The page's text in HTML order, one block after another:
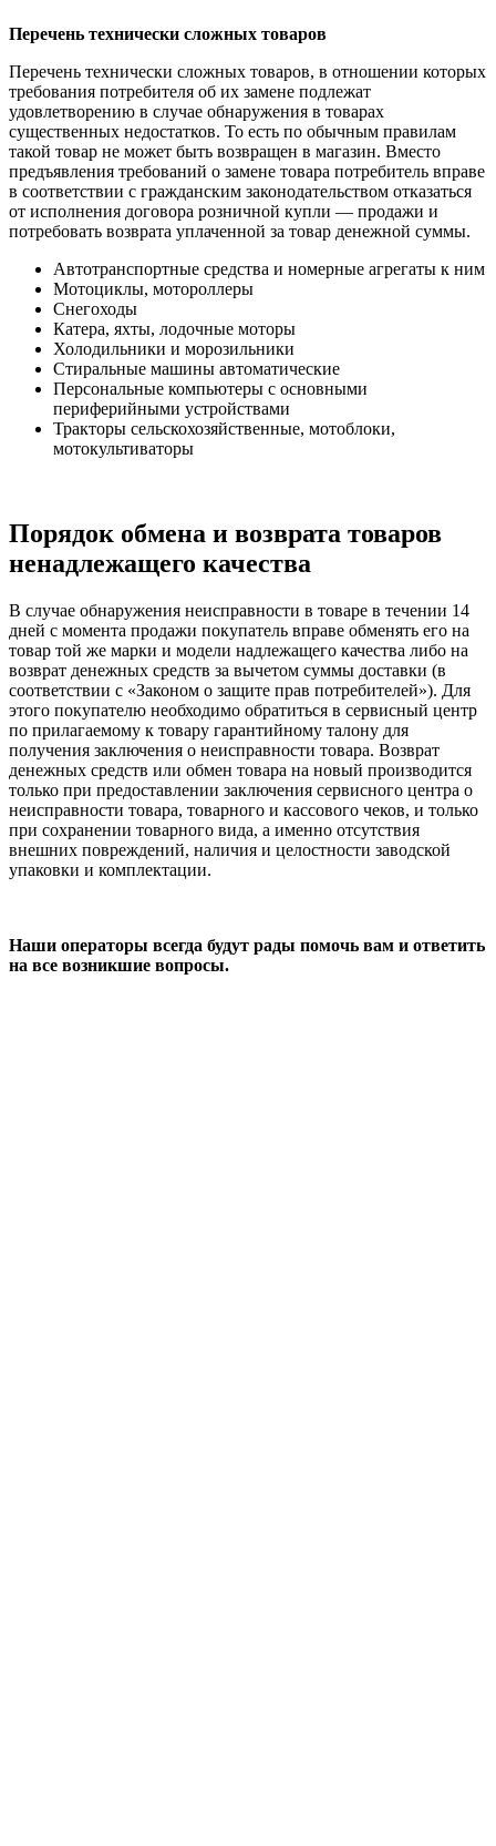
Перечень технически сложных товаров
Перечень технически сложных товаров, в отношении которых
требования потребителя об их замене подлежат
удовлетворению в случае обнаружения в товарах
существенных недостатков. То есть по обычным правилам
такой товар не может быть возвращен в магазин. Вместо
предъявления требований о замене товара потребитель вправе
в соответствии с гражданским законодательством отказаться
от исполнения договора розничной купли — продажи и
потребовать возврата уплаченной за товар денежной суммы.
Автотранспортные средства и номерные агрегаты к ним
Мотоциклы, мотороллеры
Снегоходы
Катера, яхты, лодочные моторы
Холодильники и морозильники
Стиральные машины автоматические
Персональные компьютеры с основными
периферийными устройствами
Тракторы сельскохозяйственные, мотоблоки,
мотокультиваторы
Порядок обмена и возврата товаров
ненадлежащего качества
В случае обнаружения неисправности в товаре в течении 14
дней с момента продажи покупатель вправе обменять его на
товар той же марки и модели надлежащего качества либо на
возврат денежных средств за вычетом суммы доставки (в
соответствии с «Законом о защите прав потребителей»). Для
этого покупателю необходимо обратиться в сервисный центр
по прилагаемому к товару гарантийному талону для
получения заключения о неисправности товара. Возврат
денежных средств или обмен товара на новый производится
только при предоставлении заключения сервисного центра о
неисправности товара, товарного и кассового чеков, и только
при сохранении товарного вида, а именно отсутствия
внешних повреждений, наличия и целостности заводской
упаковки и комплектации.
Наши операторы всегда будут рады помочь вам и ответить
на все возникшие вопросы.